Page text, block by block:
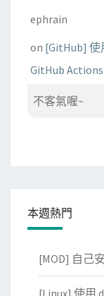
ephrain
on [GitHub] 使
GitHub
不客氣喔~
本週熱門
[MOD] 自己